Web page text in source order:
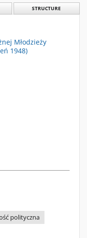
STRUCTURE
Młodzieży
1948)
polityczna